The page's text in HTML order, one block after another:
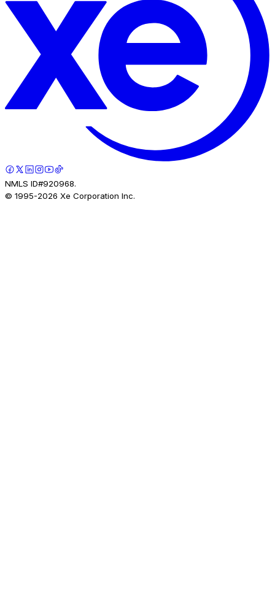
NMLS ID#920968.
© 1995-2026 Xe Corporation Inc.